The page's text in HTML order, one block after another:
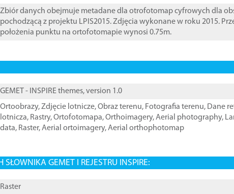
Zbiór danych obejmuje metadane dla otrofotomap cyfrowych dla
pochodzącą z projektu LPIS2015. Zdjęcia wykonane w roku 2015.
położenia punktu na ortofotomapie wynosi 0.75m.
GEMET - INSPIRE themes, version 1.0
Ortoobrazy,Zdjęcie lotnicze,Obraz terenu, Fotografia terenu, Dane
lotnicza, Rastry,Ortofotomapa,Orthoimagery,Aerial photography,
data, Raster,Aerial ortoimagery,Aerial orthophotomap
SŁOWNIKA GEMET I REJESTRU INSPIRE:
Raster